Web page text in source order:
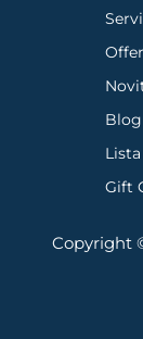
Blog
Gift
Copyright